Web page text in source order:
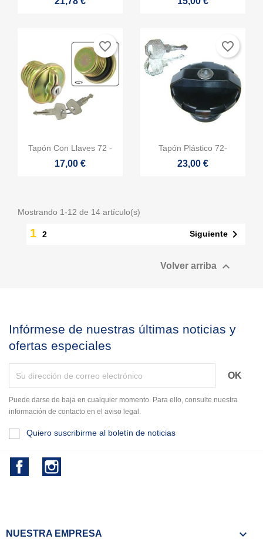
 Vista rápida
Tapón Con Llaves 72 -
17,00 €
favorite_border
Vista rápida
Tapón Plástico 72-
23,00 €
favorite_border
Mostrando 1-12 de 14 artículo(s)
1 2 Siguiente 
Volver arriba 
Infórmese de nuestras últimas noticias y
ofertas especiales
Puede darse de baja en cualquier momento. Para ello, consulte nuestra
información de contacto en el aviso legal.
Quiero suscribirme al boletín de noticias
Facebook
NUESTRA EMPRESA 